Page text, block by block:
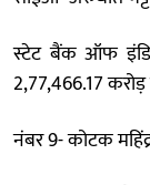
स्टेट बैंक ऑफ
2,77,466.17
नंबर 9- कोटक